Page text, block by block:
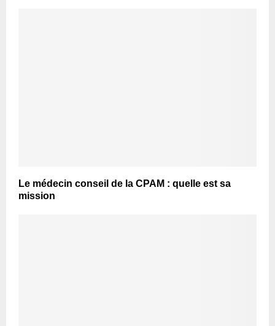
Le médecin conseil de la CPAM : quelle est sa
mission